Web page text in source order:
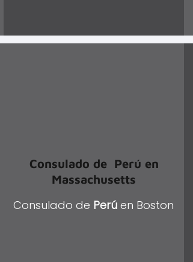
Consulado de Perú en
Massachusetts
Consulado de Perú en Boston